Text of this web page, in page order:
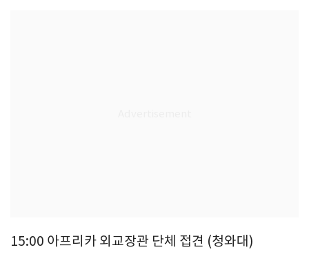
15:00 아프리카 외교장관 단체 접견 (청와대)